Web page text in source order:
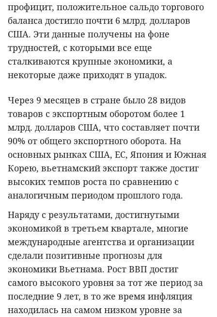
профицит, положительное сальдо торгового
баланса достигло почти 6 млрд. долларов
США. Эти данные получены на фоне
трудностей, с которыми все еще
сталкиваются крупные экономики, а
некоторые даже приходят в упадок.
Через 9 месяцев в стране было 28 видов
товаров с экспортным оборотом более 1
млрд. долларов США, что составляет почти
90% от общего экспортного оборота. На
основных рынках США, ЕС, Япония и Южная
Корею, вьетнамский экспорт также достиг
высоких темпов роста по сравнению с
аналогичным периодом прошлого года.
Наряду с результатами, достигнутыми
экономикой в третьем квартале, многие
международные агентства и организации
сделали позитивные прогнозы для
экономики Вьетнама. Рост ВВП достиг
самого высокого уровня за тот же период за
последние 9 лет, в то же время инфляция
находилась на самом низком уровне за